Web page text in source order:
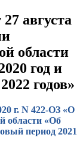
августа
области
год и
годов»
г. N 422-ОЗ «О
области «Об
период 2021